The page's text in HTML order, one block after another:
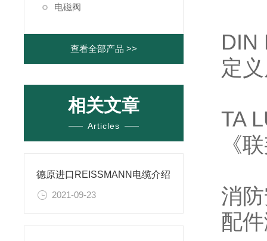
电磁阀
查看全部产品 >>
相关文章
Articles
德原进口REISSMANN电缆介绍
2021-09-23
DIN
定
TA
《
消
配